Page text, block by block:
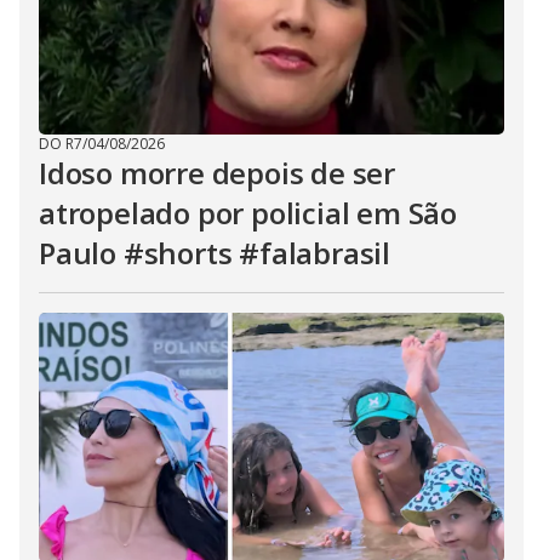
DO R7/04/08/2026
Idoso morre depois de ser
atropelado por policial em São
Paulo #shorts #falabrasil